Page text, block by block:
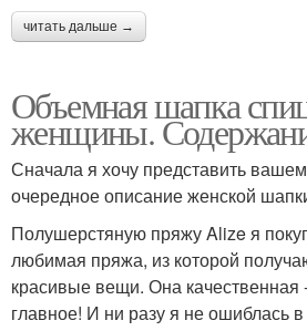
читать дальше →
Объемная шапка
женщины.
Сначала я хочу представить
очередное описание женской
Полушерстяную пряжу Alize я
любимая пряжа, из которой
красивые вещи. Она качественная
главное! И ни разу я не ошиблась